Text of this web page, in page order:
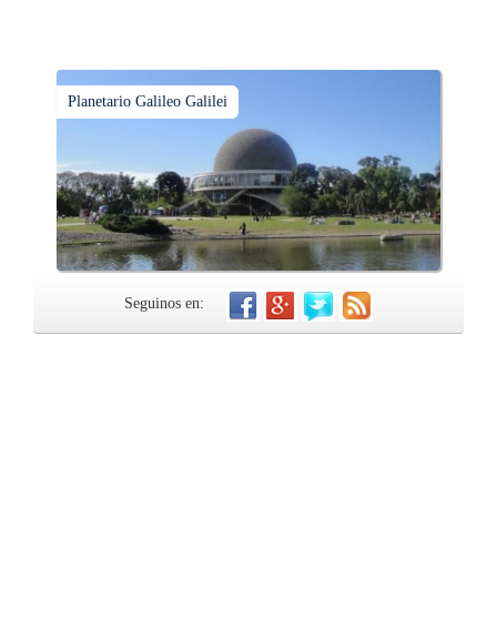
Planetario Galileo Galilei
Seguinos en: